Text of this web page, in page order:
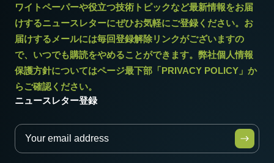
ワイトペーパーや役立つ技術トピックなど最新情報をお届
けするニュースレターにぜひお気軽にご登録ください。お
届けするメールには毎回登録解除リンクがございますの
で、いつでも購読をやめることができます。弊社個人情報
保護方針についてはページ最下部「PRIVACY POLICY」か
らご確認ください。
ニュースレター登録